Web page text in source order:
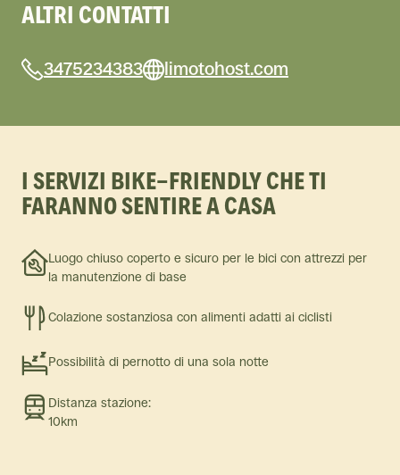
ALTRI CONTATTI
3475234383 limotohost.com
I SERVIZI BIKE-FRIENDLY CHE TI
FARANNO SENTIRE A CASA
Luogo chiuso coperto e sicuro per le bici con attrezzi per
la manutenzione di base
Colazione sostanziosa con alimenti adatti ai ciclisti
Possibilità di pernotto di una sola notte
Distanza stazione:
10km